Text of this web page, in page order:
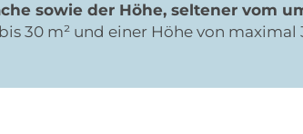
sowie der Höhe, seltener vom
30 m² und einer Höhe von maximal